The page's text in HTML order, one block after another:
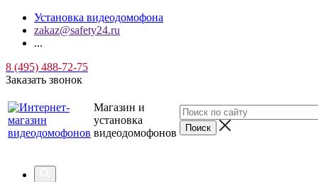
Установка видеодомофона
zakaz@safety24.ru
...
8 (495) 488-72-75
Заказать звонок
Магазин и
установка
видеодомофонов